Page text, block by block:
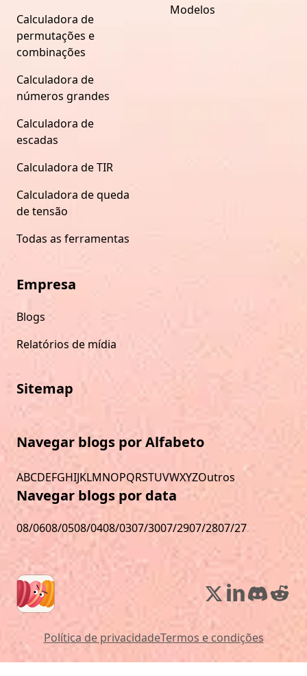
Calculadora de
permutações e
combinações
Calculadora de
números grandes
Calculadora de
escadas
Calculadora de TIR
Calculadora de queda
de tensão
Todas as ferramentas
Modelos
Empresa
Blogs
Relatórios de mídia
Sitemap
Navegar blogs por Alfabeto
ABCDEFGHIJKLMNOPQRSTUVWXYZOutros
Navegar blogs por data
08/0608/0508/0408/0307/3007/2907/2807/27
Política de privacidadeTermos e condições